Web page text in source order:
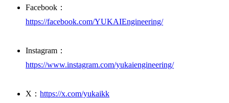
Facebook：
https://facebook.com/YUKAIEngineering/
Instagram：
https://www.instagram.com/yukaiengineering/
X：https://x.com/yukaikk